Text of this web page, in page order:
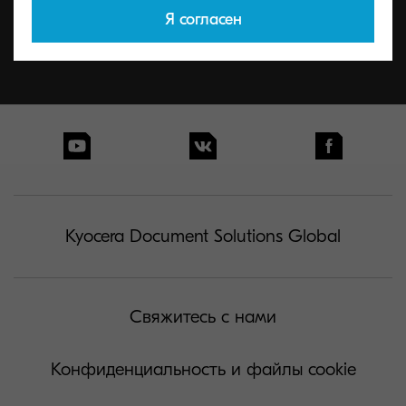
Kyocera Document Solutions Global
Свяжитесь с нами
Конфиденциальность и файлы cookie
Я согласен